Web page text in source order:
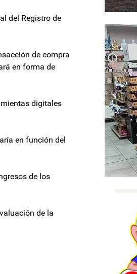
del Registro de
de compra
en forma de
digitales
en función del
de los
de la